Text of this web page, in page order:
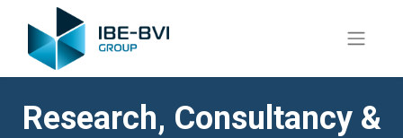
Research, Consultancy &